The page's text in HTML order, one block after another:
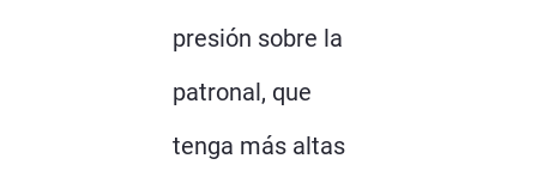
presión sobre la
patronal, que
tenga más altas